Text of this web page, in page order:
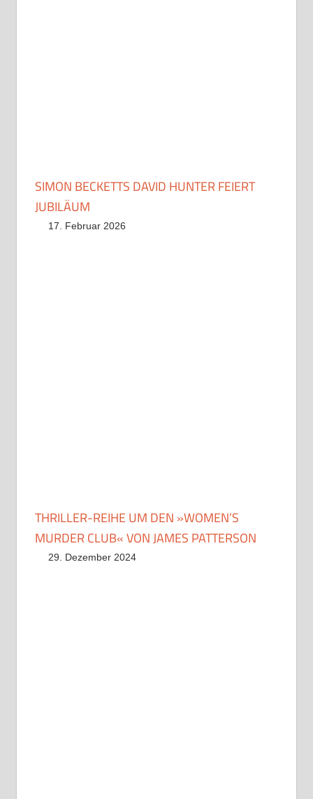
SIMON BECKETTS DAVID HUNTER FEIERT
JUBILÄUM
17. Februar 2026
THRILLER-REIHE UM DEN »WOMEN’S
MURDER CLUB« VON JAMES PATTERSON
29. Dezember 2024